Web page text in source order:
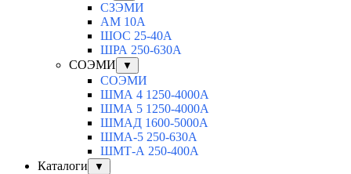
СЗЭМИ
АМ 10А
ШОС 25-40А
ШРА 250-630А
СОЭМИ
▼
СОЭМИ
ШМА 4 1250-4000А
ШМА 5 1250-4000А
ШМАД 1600-5000А
ШМА-5 250-630А
ШМТ-А 250-400А
Каталоги
▼